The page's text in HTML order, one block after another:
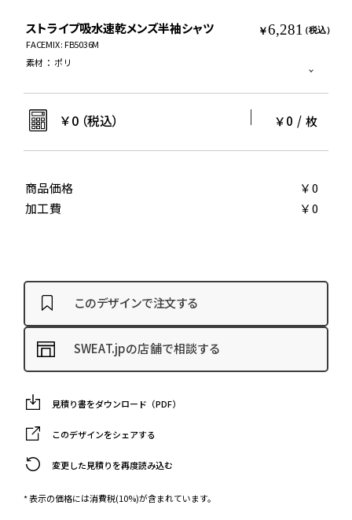
ストライプ吸水速乾メンズ半袖シャツ ￥6,281 （税込）
FACEMIX : FB5036M
素材 ：ポリ
￥0（税込） ￥0 /枚
商品価格
￥0
加工費
￥0
このデザインで注文する
SWEAT.jpの店舗で相談する
見積り書をダウンロード（PDF）
このデザインをシェアする
変更した見積りを再度読み込む
* 表示の価格には消費税(10%)が含まれています。